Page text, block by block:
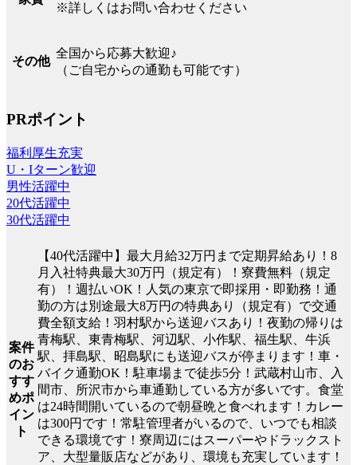
※詳しくはお問い合わせください
その他
全国から応募大歓迎♪
（ご自宅からの通勤も可能です）
PRポイント
福利厚生充実
U・Iターン歓迎
男性活躍中
20代活躍中
30代活躍中
案件
のお
すす
めポ
イン
ト
【40代活躍中】最大月給32万円まで定期昇給あり！8
月入社特典最大30万円（規定有）！寮費無料（規定
有）！週払いOK！人気の東京で即採用・即勤務！通
勤の方は別途最大8万円の特典あり（規定有）で交通
費全額支給！羽村駅から送迎バスあり！夜勤の帰りは
青梅駅、東青梅駅、河辺駅、小作駅、福生駅、牛浜
駅、拝島駅、昭島駅にも送迎バスが停まります！車・
バイク通勤OK！駐車場まで徒歩5分！武蔵村山市、入
間市、所沢市から車通勤している方が多いです。食堂
は24時間開いているので朝昼晩と食べれます！カレー
は300円です！常駐管理者がいるので、いつでも相談
できる環境です！寮周辺にはスーパーやドラックスト
ア、大型量販店などがあり、環境も充実しています！